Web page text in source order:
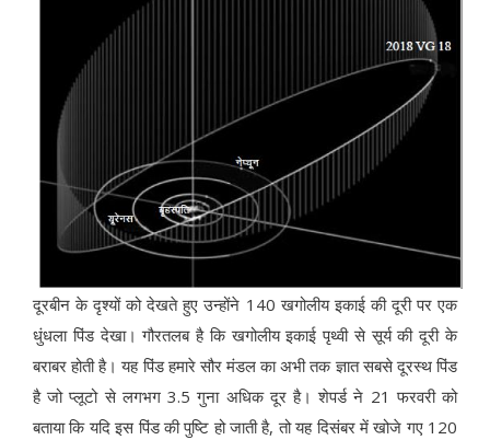
दूरबीन के दृश्यों को देखते हुए उन्होंने 140 खगोलीय इकाई की दूरी पर एक
धुंधला पिंड देखा। गौरतलब है कि खगोलीय इकाई पृथ्वी से सूर्य की दूरी के
बराबर होती है। यह पिंड हमारे सौर मंडल का अभी तक ज्ञात सबसे दूरस्थ पिंड
है जो प्लूटो से लगभग 3.5 गुना अधिक दूर है। शेपर्ड ने 21 फरवरी को
बताया कि यदि इस पिंड की पुष्टि हो जाती है, तो यह दिसंबर में खोजे गए 120